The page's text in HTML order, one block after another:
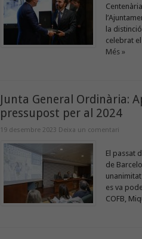
la
celebrat
Més »
Junta General Ordinària:
pressupost per al 2024
19 desembre 2023 Deixa un comentari
El passat
de
es va
COFB,